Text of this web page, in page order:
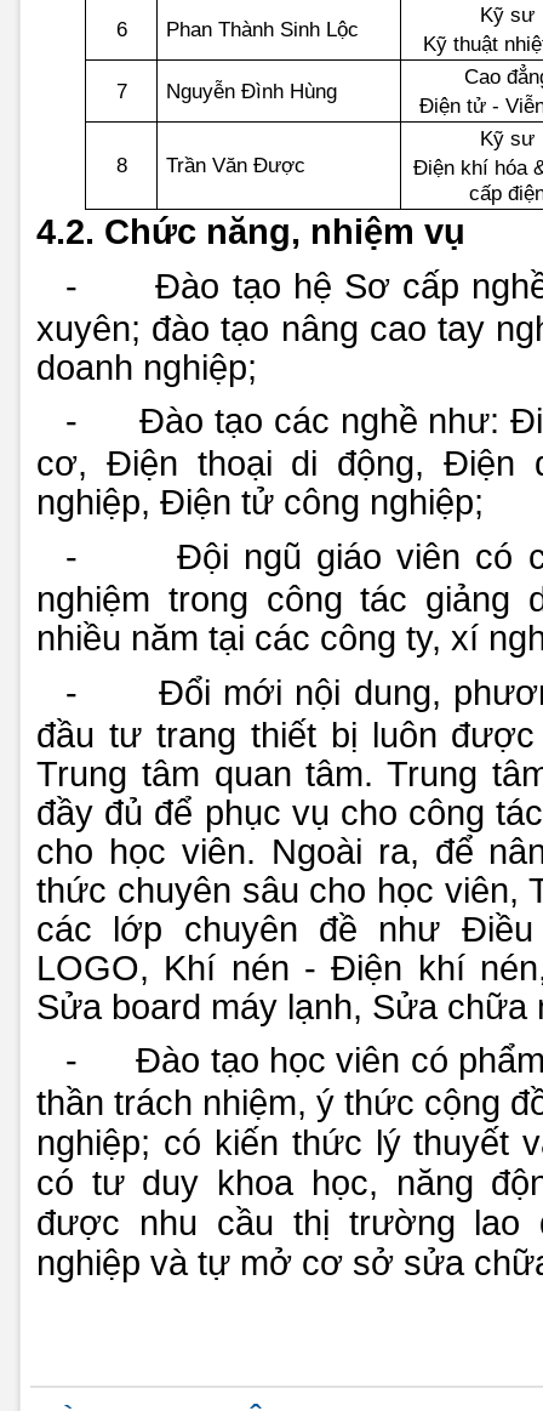
6
Phan Thành Sinh Lộc
Kỹ sư
Kỹ thuật
7
Nguyễn Đình Hùng
Cao
Điện tử -
8 Trần Văn Được
Kỹ sư
Điện khí hóa
cấp
4.2. Chức năng, nhiệm vụ
-
Đào tạo hệ Sơ cấp
xuyên; đào tạo nâng cao tay
doanh nghiệp;
-
Đào tạo các nghề như:
cơ, Điện thoại di động, Điện
nghiệp, Điện tử công nghiệp;
-
Đội ngũ giáo viên có
nghiệm trong công tác giảng
nhiều năm tại các công ty, xí
-
Đổi mới nội dung,
đầu tư trang thiết bị luôn
Trung tâm quan tâm. Trung
đầy đủ để phục vụ cho công
cho học viên. Ngoài ra, để
thức chuyên sâu cho học viên,
các lớp chuyên đề như
LOGO, Khí nén - Điện khí
Sửa board máy lạnh, Sửa chữa
-
Đào tạo học viên có
thần trách nhiệm, ý thức cộng
nghiệp; có kiến thức lý thuyết
có tư duy khoa học, năng
được nhu cầu thị trường lao
nghiệp và tự mở cơ sở sửa